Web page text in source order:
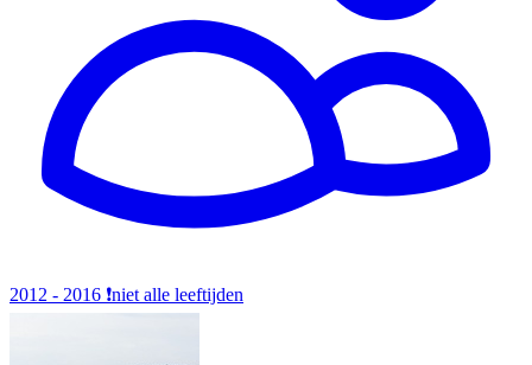
2012 - 2016 ❗️niet alle leeftijden